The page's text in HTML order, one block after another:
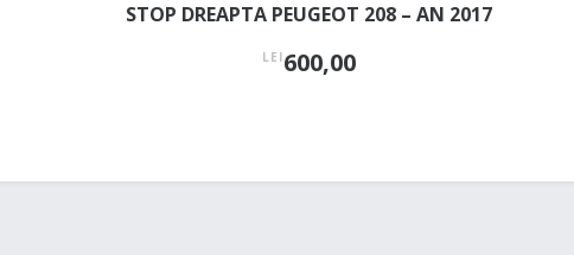
STOP DREAPTA PEUGEOT 208 – AN 2017
LEI600,00